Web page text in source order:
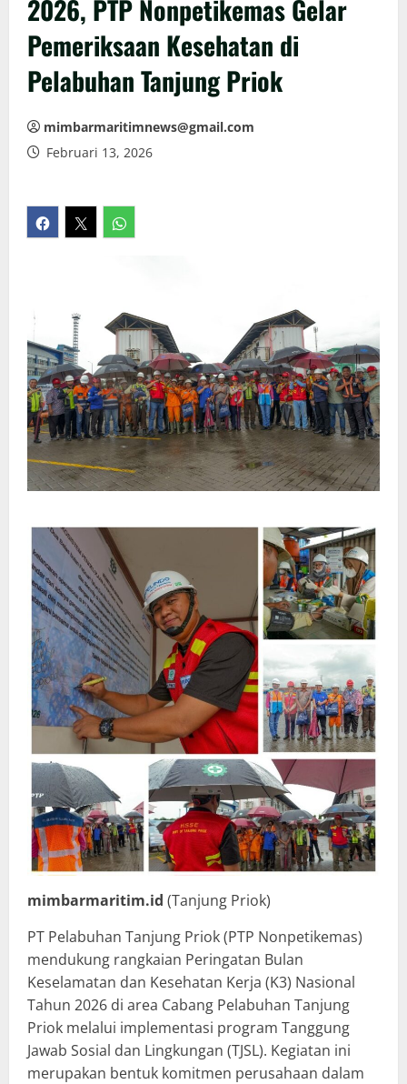
2026, PTP Nonpetikemas Gelar
Pemeriksaan Kesehatan di
Pelabuhan Tanjung Priok
mimbarmaritimnews@gmail.com
Februari 13, 2026
mimbarmaritim.id (Tanjung Priok)
PT Pelabuhan Tanjung Priok (PTP Nonpetikemas)
mendukung rangkaian Peringatan Bulan
Keselamatan dan Kesehatan Kerja (K3) Nasional
Tahun 2026 di area Cabang Pelabuhan Tanjung
Priok melalui implementasi program Tanggung
Jawab Sosial dan Lingkungan (TJSL). Kegiatan ini
merupakan bentuk komitmen perusahaan dalam